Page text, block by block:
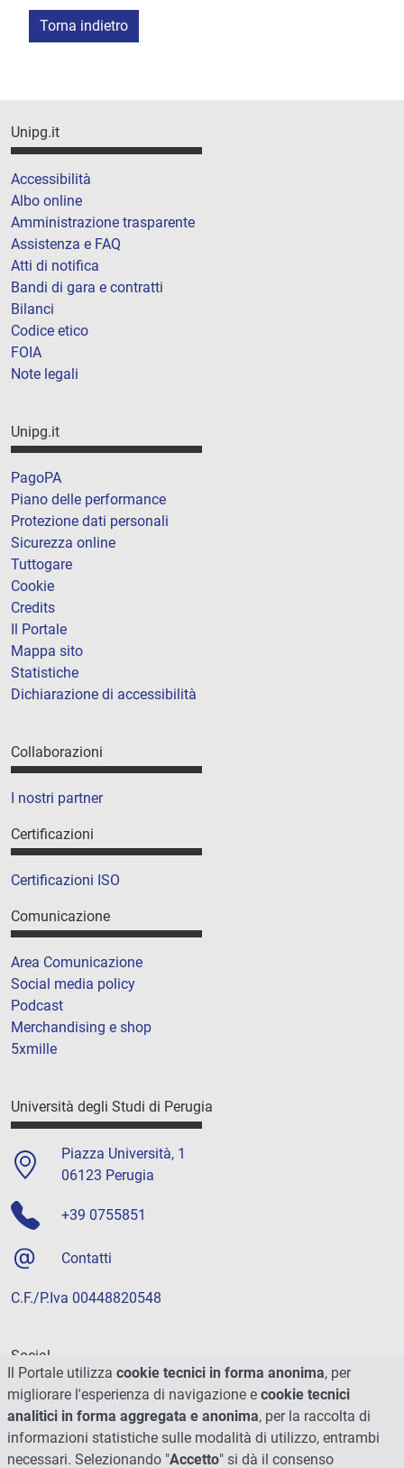
Torna indietro
Unipg.it
Accessibilità
Albo online
Amministrazione trasparente
Assistenza e FAQ
Atti di notifica
Bandi di gara e contratti
Bilanci
Codice etico
FOIA
Note legali
Unipg.it
PagoPA
Piano delle performance
Protezione dati personali
Sicurezza online
Tuttogare
Cookie
Credits
Il Portale
Mappa sito
Statistiche
Dichiarazione di accessibilità
Collaborazioni
I nostri partner
Certificazioni
Certificazioni ISO
Comunicazione
Area Comunicazione
Social media policy
Podcast
Merchandising e shop
5xmille
Università degli Studi di Perugia
Piazza Università, 1
06123 Perugia
+39 0755851
Contatti
C.F./P.Iva 00448820548
Social
Il Portale utilizza cookie tecnici in forma anonima, per
migliorare l'esperienza di navigazione e cookie tecnici
analitici in forma aggregata e anonima, per la raccolta di
informazioni statistiche sulle modalità di utilizzo, entrambi
necessari. Selezionando "Accetto" si dà il consenso